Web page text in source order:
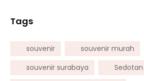
Tags
souvenir
souvenir murah
souvenir surabaya